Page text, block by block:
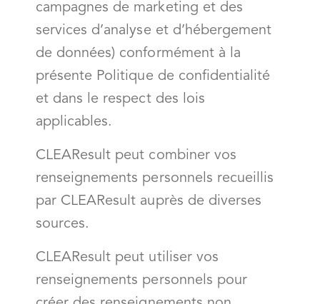
campagnes de marketing et des
services d’analyse et d’hébergement
de données) conformément à la
présente Politique de confidentialité
et dans le respect des lois
applicables.
CLEAResult peut combiner vos
renseignements personnels recueillis
par CLEAResult auprès de diverses
sources.
CLEAResult peut utiliser vos
renseignements personnels pour